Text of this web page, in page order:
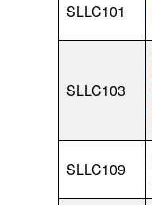
SLLC101
SLLC103
SLLC109